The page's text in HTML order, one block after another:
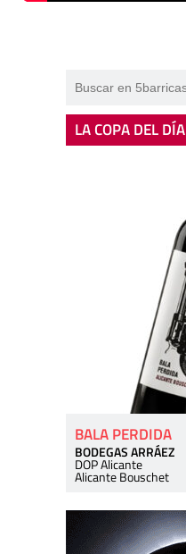
LA COPA DEL DÍA
BALA PERDIDA
BODEGAS ARRÁEZ
DOP Alicante
Alicante Bouschet